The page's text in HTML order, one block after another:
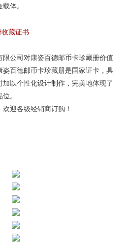
体。
藏证书
公司对康姿百德邮币卡珍藏册价值
姿百德邮币卡珍藏册是国家证卡，具
以个性化设计制作，完美地体现了
。
迎各级经销商订购！